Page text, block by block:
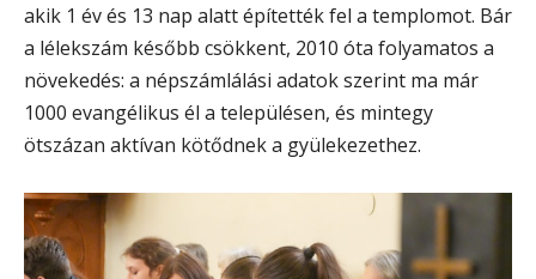
akik 1 év és 13 nap alatt építették fel a templomot. Bár
a lélekszám később csökkent, 2010 óta folyamatos a
növekedés: a népszámlálási adatok szerint ma már
1000 evangélikus él a településen, és mintegy
ötszázan aktívan kötődnek a gyülekezethez.